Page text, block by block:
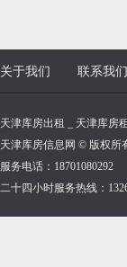
关于我们 联系我们
天津库房出租 _ 天津库房
天津库房信息网 © 版权
服务电话：18701080292
二十四小时服务热线：